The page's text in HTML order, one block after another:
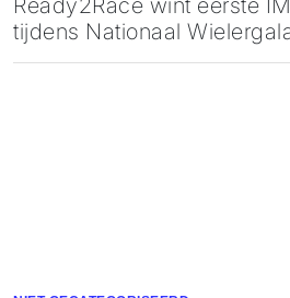
Ready2Race wint eerste
tijdens Nationaal